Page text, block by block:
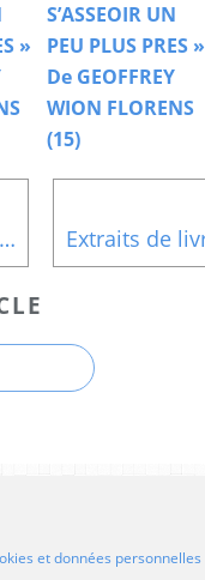
»
S’ASSEOIR UN
PEU PLUS PRES »
De GEOFFREY
WION FLORENS
(15)
L'amitié, c'est toujours vivre un peu dans le coeur l'un de l'autre
et données personnelles